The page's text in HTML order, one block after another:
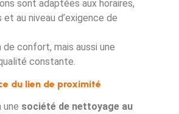
sont adaptées aux horaires,
au niveau d’exigence de
de confort, mais aussi une
constante.
du lien de proximité
une société de nettoyage au